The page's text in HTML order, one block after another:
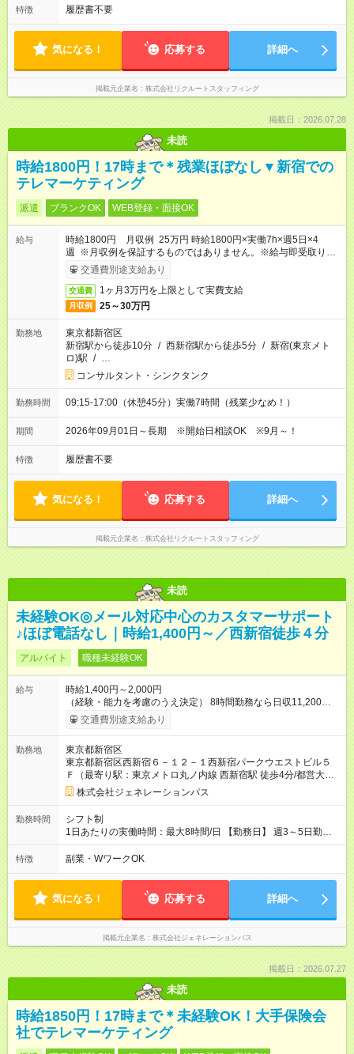
特徴 履歴書不要
気になる！ 応募する 詳細へ
掲載元企業名 株式会社リクルートスタッフィング
掲載日：2026.07.28
未読
時給1800円！17時まで＊残業ほぼなし▼新宿での
テレマーケティング
派遣 ブランクOK WEB登録・面接OK
給与
時給1800円 月収例 25万円 時給1800円×実働7h×週5日×4
週 ※月収例を保証するものではありません。※給与即受取りサ
ービス利用可（利用条件有）
交通費別途支給あり
交通費 1ヶ月3万円を上限として実費支給
月収例 25～30万円
勤務地
東京都新宿区
新宿駅から徒歩10分 / 西新宿駅から徒歩5分 / 新宿(東京メト
ロ)駅 / …
コンサルタント・シンクタンク
勤務時間 09:15-17:00（休憩45分）実働7時間（残業少なめ！）
期間 2026年09月01日～長期 ※開始日相談OK ※9月～！
特徴 履歴書不要
気になる！ 応募する 詳細へ
掲載元企業名 株式会社リクルートスタッフィング
未読
未経験OK◎メール対応中心のカスタマーサポート
♪ほぼ電話なし｜時給1,400円～／西新宿徒歩４分
アルバイト 職種未経験OK
給与
時給1,400円～2,000円
（経験・能力を考慮のうえ決定） 8時間勤務なら日収11,200円
以上。 安定してしっかり働きたい方におすすめです。
交通費別途支給あり
勤務地
東京都新宿区
東京都新宿区西新宿６－１２－１西新宿パークウエストビル５
Ｆ（最寄り駅：東京メトロ丸ノ内線 西新宿駅 徒歩4分/都営大江
戸線 都庁前駅 徒歩5分）
株式会社ジェネレーションパス
勤務時間
シフト制
1日あたりの実働時間：最大8時間/日 【勤務日】 週3～5日勤務
※日曜勤務可能な方は優遇 【勤務時間】 9：00～19：00の間で
シフト制 （実働6～8時間） 【休憩】 実働8時間の場合は1時間
00 など フルタイム勤務も歓迎。 曜日・時間帯は面接時にご相談
ください。
特徴 副業・WワークOK
気になる！ 応募する 詳細へ
掲載元企業名 株式会社ジェネレーションパス
掲載日：2026.07.27
未読
時給1850円！17時まで＊未経験OK！大手保険会
社でテレマーケティング